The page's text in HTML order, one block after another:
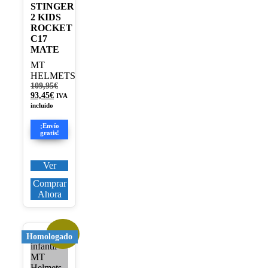
STINGER
2 KIDS
ROCKET
C17
MATE
MT
HELMETS
109,95€El
precio
109,95€.
93,45€El
es:
93,45€.
IVA
incluido
¡Envío
gratis!
Ver
Comprar
Ahora
¡Oferta!
Homologado
Este
producto
tiene